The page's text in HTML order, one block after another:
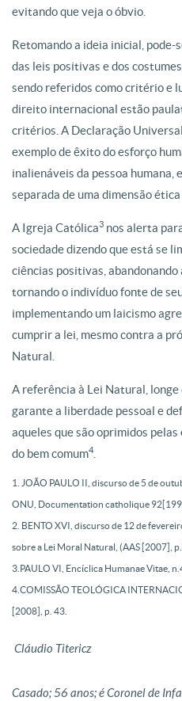
evitando que veja o óbvio.
Retomando a ideia inicial,
das leis positivas e dos
sendo referidos como critério e
direito internacional estão
critérios. A Declaração
exemplo de êxito do esforço
inalienáveis da pessoa
separada de uma dimensão ética
A Igreja Católica3 nos alerta
sociedade dizendo que está se
ciências positivas,
tornando o indivíduo fonte de
implementando um laicismo
cumprir a lei, mesmo contra a
Natural.
A referência à Lei Natural, longe
garante a liberdade pessoal e
aqueles que são oprimidos
do bem comum4.
1. JOÃO PAULO II, discurso de 5 de
ONU, Documentation catholique
2. BENTO XVI, discurso de 12 de
sobre a Lei Moral Natural, (AAS [2007],
3.PAULO VI, Encíclica Humanae Vitae,
4.COMISSÃO TEOLÓGICA
[2008], p. 43.
Cláudio Titericz
Casado; 56 anos; é Coronel de